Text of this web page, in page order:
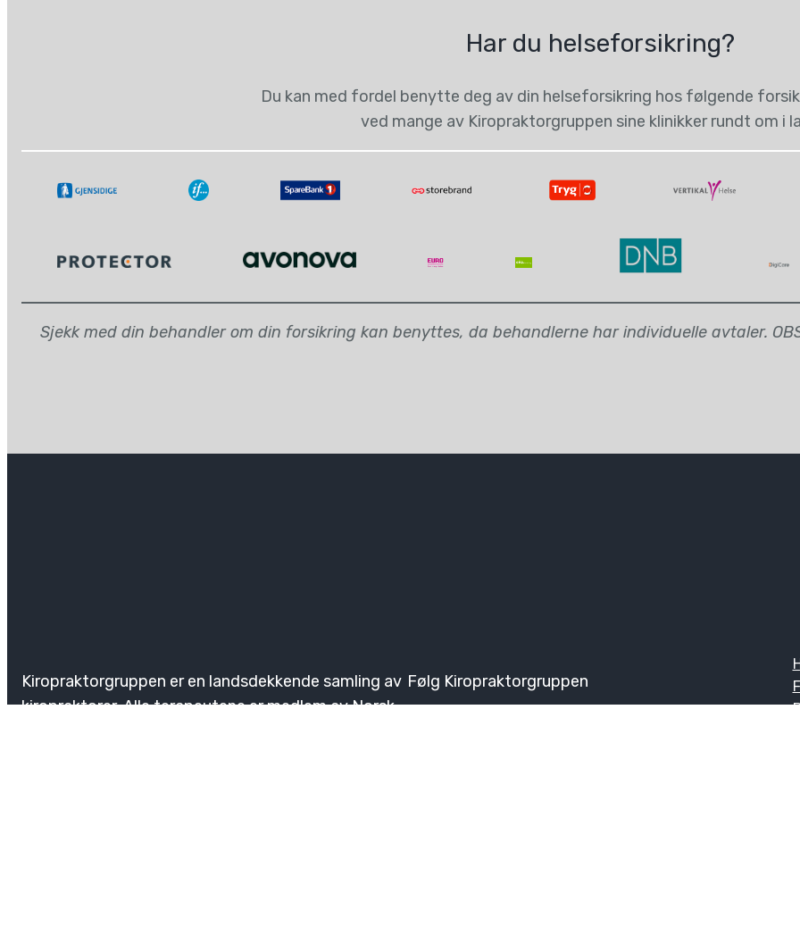
Har du helseforsikring?
Du kan med fordel benytte deg av din helseforsikring hos følgende
ved mange av Kiropraktorgruppen sine klinikker rundt om i
Sjekk med din behandler om din forsikring kan benyttes, da behandlerne har individuelle avtaler.
Kiropraktorgruppen er en landsdekkende samling av
kiropraktorer. Alle terapeutene er medlem av Norsk
Følg Kiropraktorgruppen